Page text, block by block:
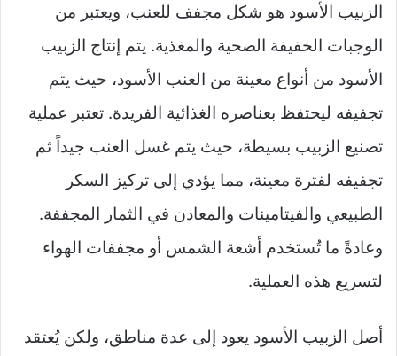
الزبيب الأسود هو شكل مجفف للعنب، ويعتبر من
الوجبات الخفيفة الصحية والمغذية. يتم إنتاج الزبيب
الأسود من أنواع معينة من العنب الأسود، حيث يتم
تجفيفه ليحتفظ بعناصره الغذائية الفريدة. تعتبر عملية
تصنيع الزبيب بسيطة، حيث يتم غسل العنب جيداً ثم
تجفيفه لفترة معينة، مما يؤدي إلى تركيز السكر
الطبيعي والفيتامينات والمعادن في الثمار المجففة.
وعادةً ما تُستخدم أشعة الشمس أو مجففات الهواء
لتسريع هذه العملية.
أصل الزبيب الأسود يعود إلى عدة مناطق، ولكن يُعتقد